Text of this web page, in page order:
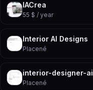
IACrea
55 $ / year
Interior AI Designs
Placené
interior-designer-ai
Placené